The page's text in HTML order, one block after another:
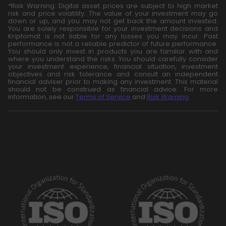
*Risk Warning: Digital asset prices are subject to high market
risk and price volatility. The value of your investment may go
down or up, and you may not get back the amount invested.
You are solely responsible for your investment decisions and
Kriptomat is not liable for any losses you may incur. Past
performance is not a reliable predictor of future performance.
You should only invest in products you are familiar with and
where you understand the risks. You should carefully consider
your investment experience, financial situation, investment
objectives and risk tolerance and consult an independent
financial adviser prior to making any investment. This material
should not be construed as financial advice. For more
information, see our Terms of Service and Risk Warning.